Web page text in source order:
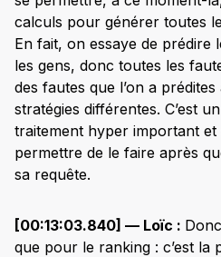
calculs pour générer toutes
En fait, on essaye de prédire
les gens, donc toutes les
des fautes que l’on a
stratégies différentes. C’est
traitement hyper important
permettre de le faire après
sa requête.
[00:13:03.840] — Loïc :
que pour le ranking : c’est la